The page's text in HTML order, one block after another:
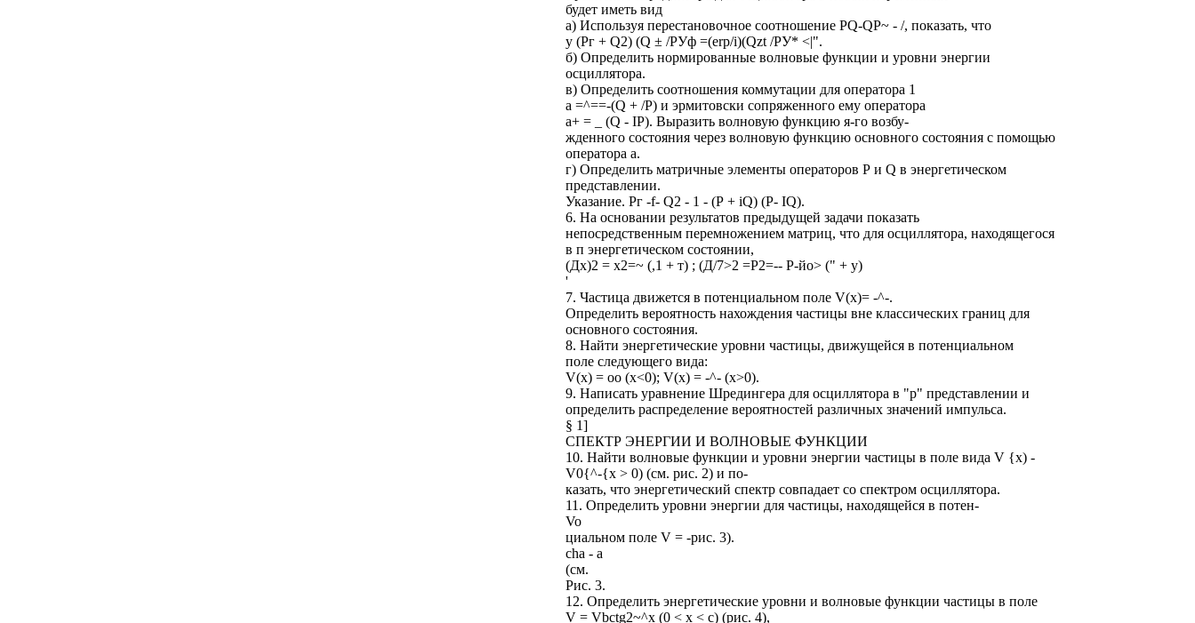
будет иметь вид
а) Используя перестановочное соотношение PQ-QP~ - /, показать, что
у (Рг + Q2) (Q ± /РУф =(erp/i)(Qzt /РУ* <|".
б) Определить нормированные волновые функции и уровни энергии
осциллятора.
в) Определить соотношения коммутации для оператора 1
a =^==-(Q + /P) и эрмитовски сопряженного ему оператора
а+ = _ (Q - IP). Выразить волновую функцию я-го возбу-
жденного состояния через волновую функцию основного состояния с помощью
оператора а.
г) Определить матричные элементы операторов Р и Q в энергетическом
представлении.
Указание. Рг -f- Q2 - 1 - (Р + iQ) (Р- IQ).
6. На основании результатов предыдущей задачи показать
непосредственным перемножением матриц, что для осциллятора, находящегося
в п энергетическом состоянии,
(Дх)2 = х2=~ (,1 + т) ; (Д/7>2 =Р2=-- Р-йо> (" + у)
'
7. Частица движется в потенциальном поле V(x)= -^-.
Определить вероятность нахождения частицы вне классических границ для
основного состояния.
8. Найти энергетические уровни частицы, движущейся в потенциальном
поле следующего вида:
V(x) = oo (х<0); V(x) = -^- (х>0).
9. Написать уравнение Шредингера для осциллятора в "р" представлении и
определить распределение вероятностей различных значений импульса.
§ 1]
СПЕКТР ЭНЕРГИИ И ВОЛНОВЫЕ ФУНКЦИИ
10. Найти волновые функции и уровни энергии частицы в поле вида V {x) -
V0{^-{х > 0) (см. рис. 2) и по-
казать, что энергетический спектр совпадает со спектром осциллятора.
11. Определить уровни энергии для частицы, находящейся в потен-
Vo
циальном поле V = -рис. 3).
cha - а
(см.
Рис. 3.
12. Определить энергетические уровни и волновые функции частицы в поле
V = Vbctg2~^x (0 < х < с) (рис. 4),